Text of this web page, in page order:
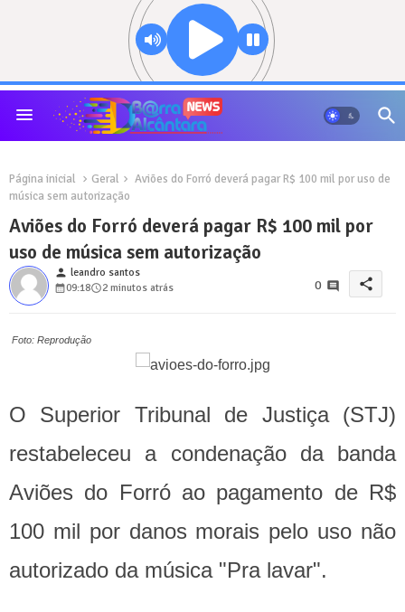
Página inicial Geral
Aviões do Forró deverá pagar R$ 100 mil por uso de
música sem autorização
Aviões do Forró deverá pagar R$ 100 mil por
uso de música sem autorização
person leandro santos
09:18
2 minutos atrás 0 share
Foto: Reprodução
O Superior Tribunal de Justiça (STJ)
restabeleceu a condenação da banda
Aviões do Forró ao pagamento de R$
100 mil por danos morais pelo uso não
autorizado da música "Pra lavar".